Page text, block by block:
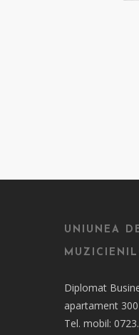
UNIUNEA
Diplomat
apartament
Tel. mobil: